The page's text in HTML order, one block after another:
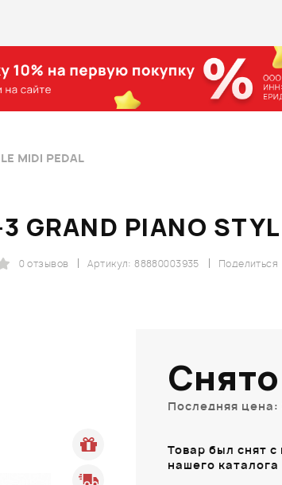
MIDI PEDAL
PIANO
Поделиться
Артикул: 88880003935
0 отзывов
Последняя цена:
Товар был снят
нашего каталога